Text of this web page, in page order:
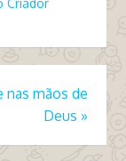
nas mãos de
Deus »